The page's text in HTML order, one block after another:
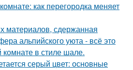
как перегородка меняет
материалов, сдержанная
альпийского уюта - всё это
комнате в стиле шале.
серый цвет: основные